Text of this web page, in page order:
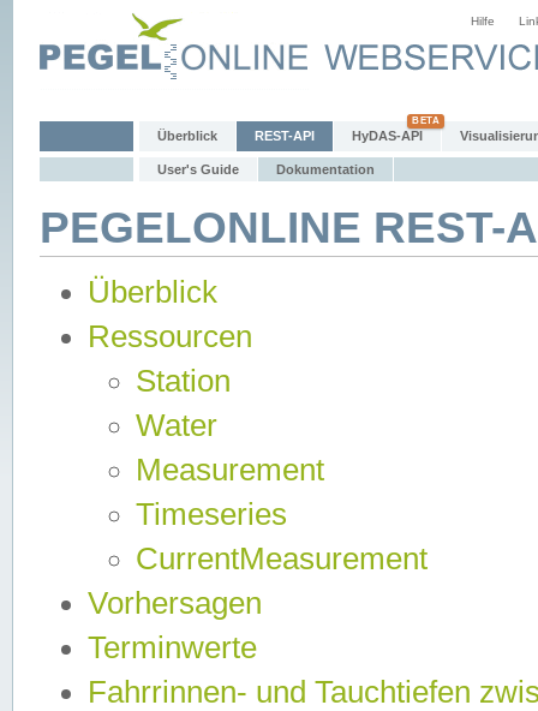
Hilfe
Überblick REST-API HyDAS-API
User's Guide Dokumentation
PEGELONLINE
Überblick
Ressourcen
Station
Water
Measurement
Timeseries
CurrentMeasurement
Vorhersagen
Terminwerte
Fahrrinnen- und Tauchtiefen